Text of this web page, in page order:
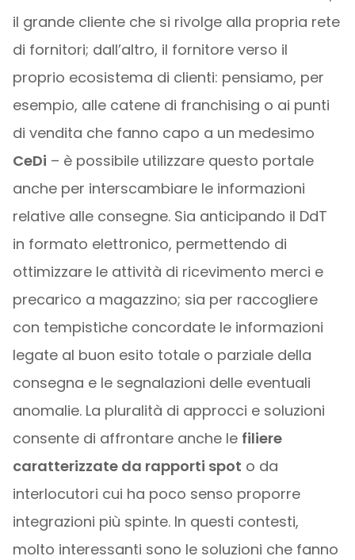
il grande cliente che si rivolge alla propria rete
di fornitori; dall’altro, il fornitore verso il
proprio ecosistema di clienti: pensiamo, per
esempio, alle catene di franchising o ai punti
di vendita che fanno capo a un medesimo
CeDi – è possibile utilizzare questo portale
anche per interscambiare le informazioni
relative alle consegne. Sia anticipando il DdT
in formato elettronico, permettendo di
ottimizzare le attività di ricevimento merci e
precarico a magazzino; sia per raccogliere
con tempistiche concordate le informazioni
legate al buon esito totale o parziale della
consegna e le segnalazioni delle eventuali
anomalie. La pluralità di approcci e soluzioni
consente di affrontare anche le filiere
caratterizzate da rapporti spot o da
interlocutori cui ha poco senso proporre
integrazioni più spinte. In questi contesti,
molto interessanti sono le soluzioni che fanno